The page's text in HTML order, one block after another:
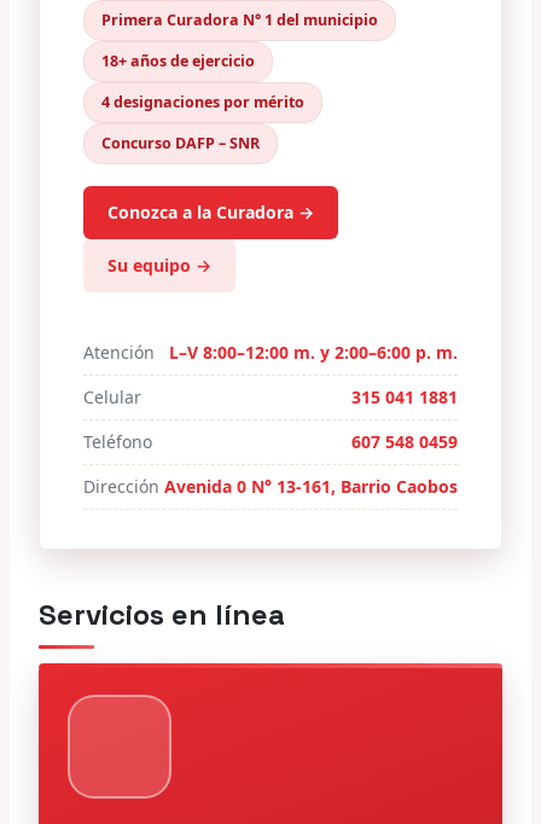
Primera Curadora N° 1 del municipio
18+ años de ejercicio
4 designaciones por mérito
Concurso DAFP – SNR
Conozca a la Curadora →
Su equipo →
Atención
L–V 8:00–12:00 m. y 2:00–6:00 p. m.
Celular
315 041 1881
Teléfono
607 548 0459
Dirección Avenida 0 N° 13-161, Barrio Caobos
Servicios en línea